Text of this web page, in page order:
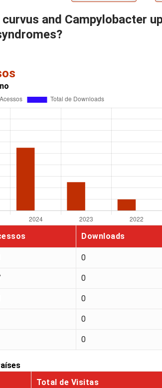
and Campylobacter
Downloads
0
0
0
0
0
Total de Visitas